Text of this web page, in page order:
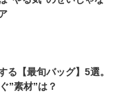
る【最旬バッグ】5選。
”素材”は？